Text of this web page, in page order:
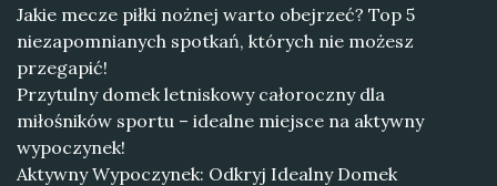
Jakie mecze piłki nożnej warto obejrzeć? Top 5
niezapomnianych spotkań, których nie możesz
przegapić!
Przytulny domek letniskowy całoroczny dla
miłośników sportu – idealne miejsce na aktywny
wypoczynek!
Aktywny Wypoczynek: Odkryj Idealny Domek